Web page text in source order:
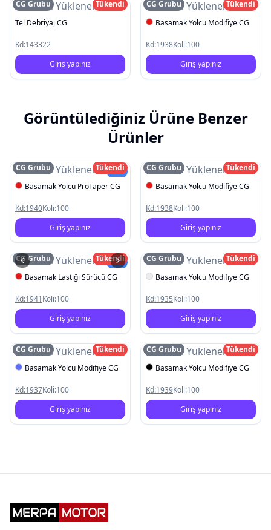
Resim Yüklenemedi
CG Grubu
Tükendi
Tel Debriyaj CG
Kd:143322
Giriş yapınız
Resim Yüklenemedi
CG Grubu
Tükendi
Basamak Yolcu Modifiye CG
Kd:1938Koli:100
Giriş yapınız
Görüntülediğiniz Ürüne Benzer
Ürünler
Resim YüklenemediYeni
CG Grubu
Tükendi
Basamak Yolcu ProTaper CG
Kd:1940Koli:100
Giriş yapınız
Resim Yüklenemedi
CG Grubu
Tükendi
Basamak Yolcu Modifiye CG
Kd:1938Koli:100
Giriş yapınız
Resim YüklenemediYeni
CG Grubu
Tükendi
Basamak Lastiği Sürücü CG
Kd:1941Koli:100
Giriş yapınız
Resim Yüklenemedi
CG Grubu
Tükendi
Basamak Yolcu Modifiye CG
Kd:1935Koli:100
Giriş yapınız
Resim Yüklenemedi
CG Grubu
Tükendi
Basamak Yolcu Modifiye CG
Kd:1937Koli:100
Giriş yapınız
Resim Yüklenemedi
CG Grubu
Tükendi
Basamak Yolcu Modifiye CG
Kd:1939Koli:100
Giriş yapınız